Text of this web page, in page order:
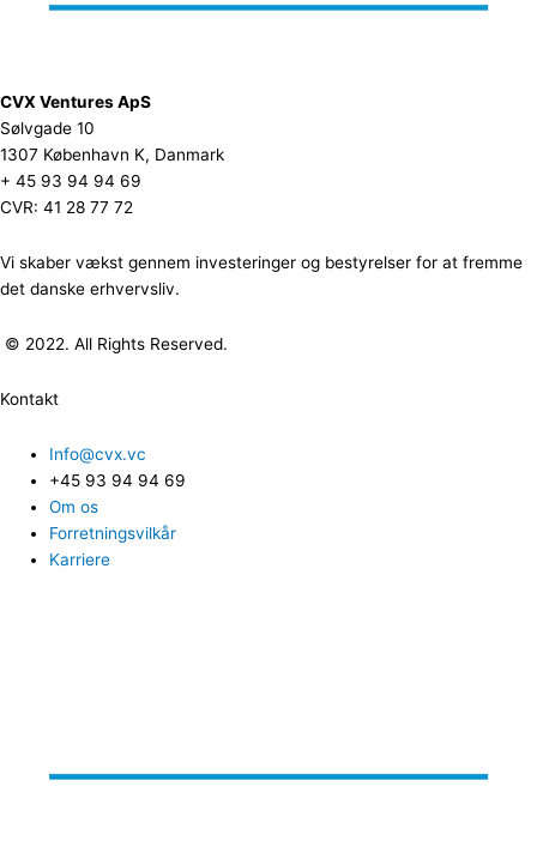
CVX Ventures ApS
Sølvgade 10
1307 København K, Danmark
+ 45 93 94 94 69
CVR: 41 28 77 72
Vi skaber vækst gennem investeringer og bestyrelser for at fremme
det danske erhvervsliv.
© 2022. All Rights Reserved.
Kontakt
Info@cvx.vc
+45 93 94 94 69
Om os
Forretningsvilkår
Karriere